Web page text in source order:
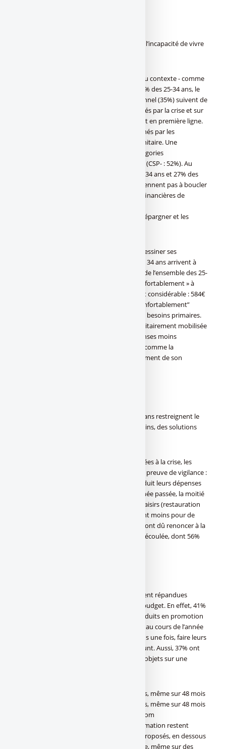
Jeunes de 25-34 ans : une population dans l’incapacité de vivre
Si la santé s’impose - sans surprise au vu du contexte - comme
le premier sujet de préoccupation pour 46% des 25-34 ans, le
pouvoir d’achat (37%) et l’avenir professionnel (35%) suivent de
près. Des domaines profondément marqués par la crise et sur
lesquels les jeunes d’âge intermédiaire sont en première ligne.
En effet, 47% des 25-34 ans se disent touchés par les
conséquences économiques de la crise sanitaire. Une
proportion qui s’élève encore chez les catégories
socioprofessionnelles les moins favorisées (CSP- : 52%). Au
même titre, 13% des Français âgés de 25 à 34 ans et 27% des
inactifs de la même tranche d’âge ne parviennent pas à boucler
leurs fins de mois, illustrant les difficultés financières de
Une France à 2 vitesses, ceux qui peuvent épargner et les
Une France à deux vitesses semble alors dessiner ses
contours : d’un côté, 74% des CSP+ de 25 à 34 ans arrivent à
mettre de l’argent de côté, de l’autre, 64% de l’ensemble des 25-
34 ans n’ont pas les moyens de « vivre confortablement » à
leurs yeux. Et la somme leur manquant est considérable : 584€
par mois en moyenne. Pour eux, “vivre confortablement”
passe en premier lieu par la satisfaction de besoins primaires.
Cette somme manquante serait ainsi prioritairement mobilisée
pour l’alimentation (41%), avant des dépenses moins
essentielles telles que les « petits plaisirs » comme la
restauration en livraison (34%) ou l’équipement de son
Face à ces difficultés financières, les 25-34 ans restreignent le
champ des plaisirs et adoptent, pour certains, des solutions
Pour faire face aux difficultés financières liées à la crise, les
jeunes d’âge intermédiaire font avant tout preuve de vigilance :
73% des jeunes de 25 à 34 ans ont ainsi réduit leurs dépenses
pour faire des économies au cours de l’année passée, la moitié
d’entre eux (50%) restreignant les petits plaisirs (restauration
en livraison par exemple) et 41% dépensant moins pour de
l’habillement. En outre, 43% des 25-34 ans ont dû renoncer à la
réalisation d’un projet au cours de l’année écoulée, dont 56%
Certaines tactiques sont aussi très largement répandues
auprès des 25-34 ans pour optimiser leur budget. En effet, 41%
d’entre eux affirment avoir acheté des produits en promotion
ou dont la date de péremption est proche au cours de l’année
passée, tandis que 38% sont allés, au moins une fois, faire leurs
courses dans une enseigne de Hard Discount. Aussi, 37% ont
arrondi leur fin de mois en revendant des objets sur une
Crédit conso : ces offres de taux attractives, même sur 48 mois
Crédit conso : ces offres de taux attractives, même sur 48 mois
(c) FranceTransactions.com/stock.adobe.com
Les meilleurs taux des crédits à la consommation restent
encore attractifs, avec des taux de crédit proposés, en dessous
du rythme actuel annuel de l’inflation, et ce, même sur des